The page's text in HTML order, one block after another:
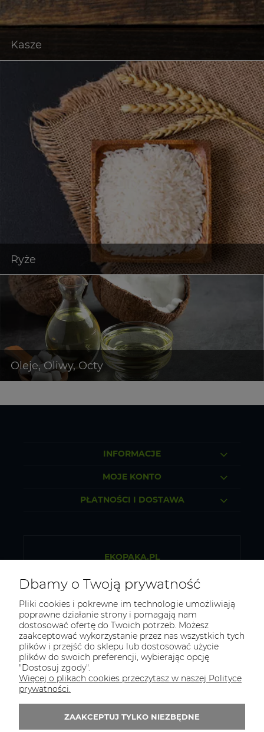
INFORMACJE
MOJE KONTO
PŁATNOŚCI I DOSTAWA
EKOPAKA.PL
Sklep internetowy ze zdrową żywnością
NIP: 5130281419
REGON: 523313151
Tel.:
796 434 468
E-mail:biuro@ekopaka.pl
Zapisz się do newslletera i odbierz 5% rabatu
Dbamy o Twoją prywatność
Pliki cookies i pokrewne im technologie umożliwiają
poprawne działanie strony i pomagają nam
dostosować ofertę do Twoich potrzeb. Możesz
zaakceptować wykorzystanie przez nas wszystkich tych
plików i przejść do sklepu lub dostosować użycie
plików do swoich preferencji, wybierając opcję
"Dostosuj zgody".
Więcej o plikach cookies przeczytasz w naszej Polityce
prywatności.
ZAAKCEPTUJ TYLKO NIEZBĘDNE